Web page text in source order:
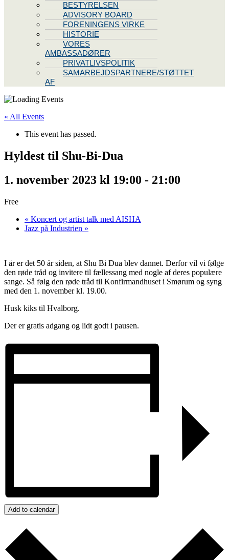
BESTYRELSEN
ADVISORY BOARD
FORENINGENS VIRKE
HISTORIE
VORES
AMBASSADØRER
PRIVATLIVSPOLITIK
SAMARBEJDSPARTNERE/STØTTET
AF
« All Events
This event has passed.
Hyldest til Shu-Bi-Dua
1. november 2023 kl 19:00 - 21:00
Free
« Koncert og artist talk med AISHA
Jazz på Industrien »
I år er det 50 år siden, at Shu Bi Dua blev dannet. Derfor vil vi følge
den røde tråd og invitere til fællessang med nogle af deres populære
sange. Så følg den røde tråd til Konfirmandhuset i Smørum og syng
med den 1. november kl. 19.00.
Husk kiks til Hvalborg.
Der er gratis adgang og lidt godt i pausen.
Add to calendar